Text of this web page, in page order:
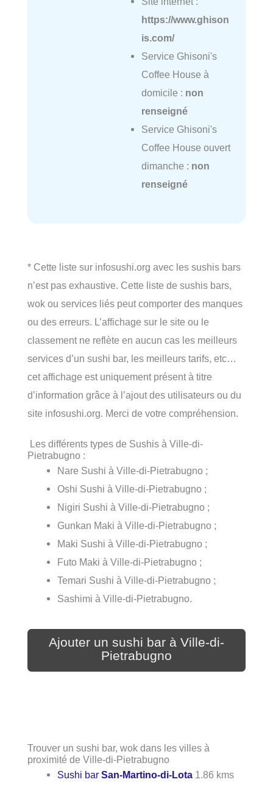
https://www.ghison
is.com/
Service Ghisoni's
Coffee House à
domicile : non
renseigné
Service Ghisoni's
Coffee House ouvert
dimanche : non
renseigné
* Cette liste sur infosushi.org avec les sushis bars
n’est pas exhaustive. Cette liste de sushis bars,
wok ou services liés peut comporter des manques
ou des erreurs. L’affichage sur le site ou le
classement ne reflète en aucun cas les meilleurs
services d’un sushi bar, les meilleurs tarifs, etc…
cet affichage est uniquement présent à titre
d’information grâce à l’ajout des utilisateurs ou du
site infosushi.org. Merci de votre compréhension.
Les différents types de Sushis à Ville-di-
Pietrabugno :
Nare Sushi à Ville-di-Pietrabugno ;
Oshi Sushi à Ville-di-Pietrabugno ;
Nigiri Sushi à Ville-di-Pietrabugno ;
Gunkan Maki à Ville-di-Pietrabugno ;
Maki Sushi à Ville-di-Pietrabugno ;
Futo Maki à Ville-di-Pietrabugno ;
Temari Sushi à Ville-di-Pietrabugno ;
Sashimi à Ville-di-Pietrabugno.
Ajouter un sushi bar à Ville-di-
Pietrabugno
Trouver un sushi bar, wok dans les villes à
proximité de Ville-di-Pietrabugno
Sushi barSan-Martino-di-Lota 1.86 kms